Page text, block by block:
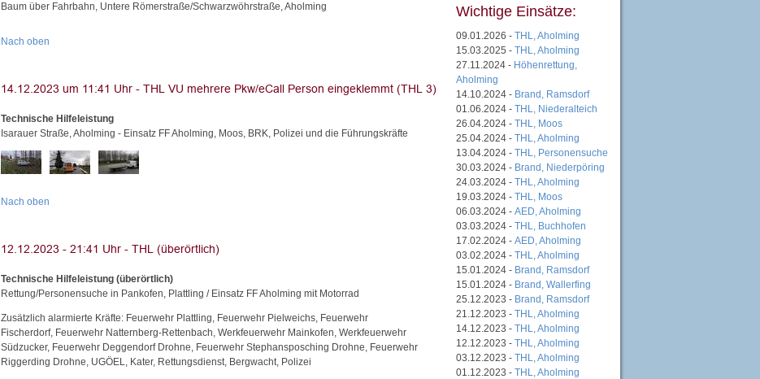
Baum über Fahrbahn, Untere Römerstraße/Schwarzwöhrstraße, Aholming
Nach oben
Technische Hilfeleistung
Isarauer Straße, Aholming - Einsatz FF Aholming, Moos, BRK, Polizei und die Führungskräfte
Nach oben
Technische Hilfeleistung (überörtlich)
Rettung/Personensuche in Pankofen, Plattling / Einsatz FF Aholming mit Motorrad
Zusätzlich alarmierte Kräfte: Feuerwehr Plattling, Feuerwehr Pielweichs, Feuerwehr
Fischerdorf, Feuerwehr Natternberg-Rettenbach, Werkfeuerwehr Mainkofen, Werkfeuerwehr
Südzucker, Feuerwehr Deggendorf Drohne, Feuerwehr Stephansposching Drohne, Feuerwehr
Riggerding Drohne, UGÖEL, Kater, Rettungsdienst, Bergwacht, Polizei
Wichtige Einsätze:
09.01.2026 - THL, Aholming
15.03.2025 - THL, Aholming
27.11.2024 - Höhenrettung,
Aholming
14.10.2024 - Brand, Ramsdorf
01.06.2024 - THL, Niederalteich
26.04.2024 - THL, Moos
25.04.2024 - THL, Aholming
13.04.2024 - THL, Personensuche
30.03.2024 - Brand, Niederpöring
24.03.2024 - THL, Aholming
19.03.2024 - THL, Moos
06.03.2024 - AED, Aholming
03.03.2024 - THL, Buchhofen
17.02.2024 - AED, Aholming
03.02.2024 - THL, Aholming
15.01.2024 - Brand, Ramsdorf
15.01.2024 - Brand, Wallerfing
25.12.2023 - Brand, Ramsdorf
21.12.2023 - THL, Aholming
14.12.2023 - THL, Aholming
12.12.2023 - THL, Aholming
03.12.2023 - THL, Aholming
01.12.2023 - THL, Aholming